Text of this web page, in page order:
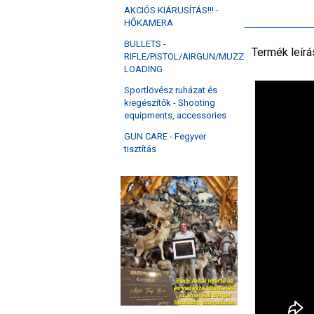
AKCIÓS KIÁRUSÍTÁS!!! -
HŐKAMERA
BULLETS -
RIFLE/PISTOL/AIRGUN/MUZZLE
LOADING
Sportlövész ruházat és
kiegészítők - Shooting
equipments, accessories
GUN CARE - Fegyver
tisztítás
Termék